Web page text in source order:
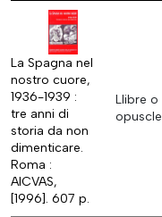
La Spagna nel
nostro cuore,
1936-1939 :
tre anni di
storia da non
dimenticare.
Roma :
AICVAS,
[1996]. 607 p.
Llibre o
opuscle